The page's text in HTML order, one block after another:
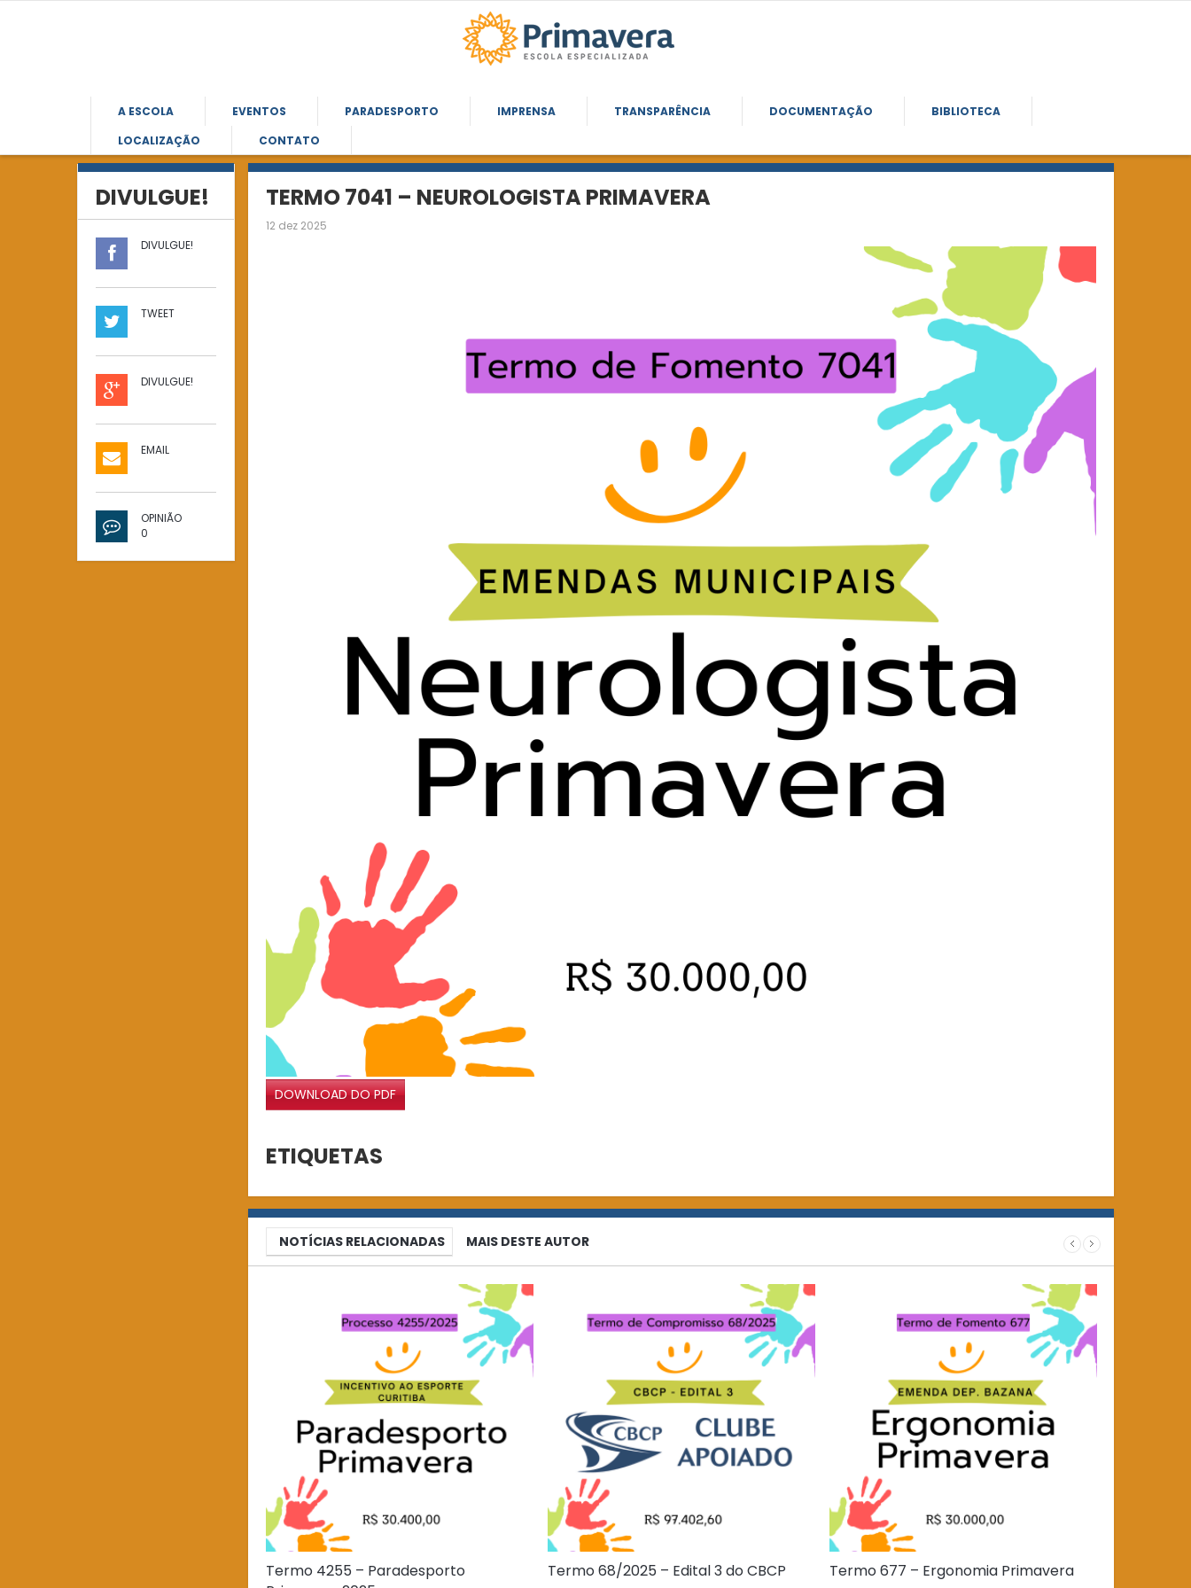
A ESCOLA EVENTOS PARADESPORTO IMPRENSA TRANSPARÊNCIA DOCUMENTAÇÃO
BIBLIOTECA
LOCALIZAÇÃO
CONTATO
DIVULGUE!
DIVULGUE!
TWEET
DIVULGUE!
EMAIL
OPINIÃO
0
TERMO 7041 – NEUROLOGISTA PRIMAVERA
12 dez 2025
DOWNLOAD DO PDF
ETIQUETAS
NOTÍCIAS RELACIONADAS MAIS DESTE AUTOR
Termo 4255 – Paradesporto
Termo 68/2025 – Edital 3 do CBCP Termo 677 – Ergonomia Primavera